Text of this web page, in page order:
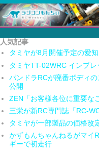
人気記事
タミヤが8月開催予定の愛
タミヤTT-02WRC インプ
パンドラRCが廃番ボディ
公開
ZEN「お客様各位に重要な
三栄が新RC専門誌「RC-
タミヤが一部製品の価格改
かずもんちゃんねるがマイ
ギーで初走行